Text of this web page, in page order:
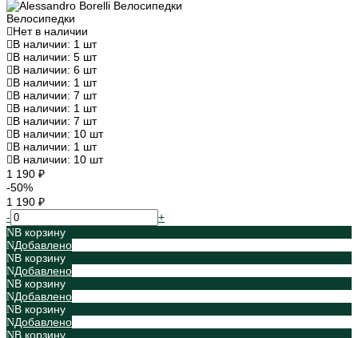
Велосипедки
Нет в наличии
В наличии: 1 шт
В наличии: 5 шт
В наличии: 6 шт
В наличии: 1 шт
В наличии: 7 шт
В наличии: 1 шт
В наличии: 7 шт
В наличии: 10 шт
В наличии: 1 шт
В наличии: 10 шт
1 190 ₽
-50%
1 190 ₽
-
+
В корзину
Добавлено
В корзину
Добавлено
В корзину
Добавлено
В корзину
Добавлено
В корзину